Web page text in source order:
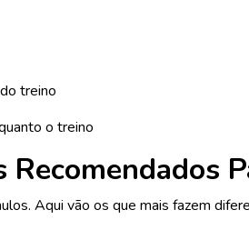
treino
o treino
Aqui vão os que mais fazem